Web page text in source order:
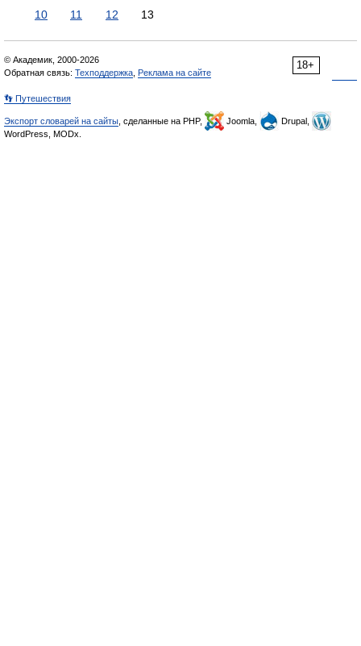
10
11 12 13
18+
© Академик, 2000-2026
Обратная связь: Техподдержка Реклама на сайте
👣 Путешествия
Экспорт словарей на сайты , сделанные на PHP, Joomla,
Drupal,
WordPress, MODx.